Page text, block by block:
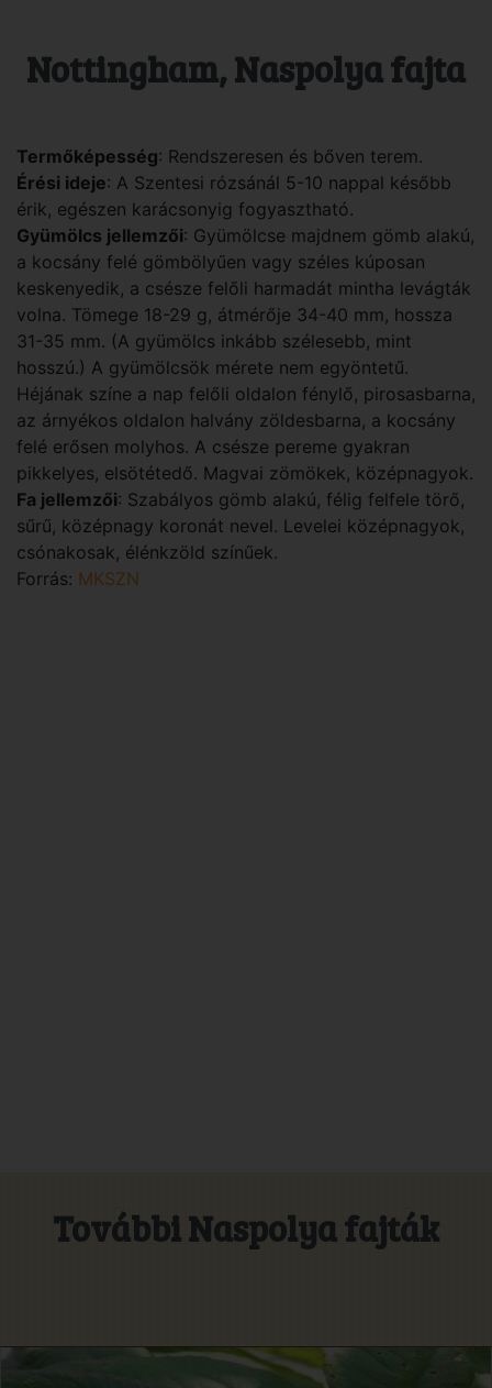
Nottingham, Naspolya fajta
Termőképesség: Rendszeresen és bőven terem.
Érési ideje: A Szentesi rózsánál 5-10 nappal később
érik, egészen karácsonyig fogyasztható.
Gyümölcs jellemzői: Gyümölcse majdnem gömb alakú,
a kocsány felé gömbölyűen vagy széles kúposan
keskenyedik, a csésze felőli harmadát mintha levágták
volna. Tömege 18-29 g, átmérője 34-40 mm, hossza
31-35 mm. (A gyümölcs inkább szélesebb, mint
hosszú.) A gyümölcsök mérete nem egyöntetű.
Héjának színe a nap felőli oldalon fénylő, pirosasbarna,
az árnyékos oldalon halvány zöldesbarna, a kocsány
felé erősen molyhos. A csésze pereme gyakran
pikkelyes, elsötétedő. Magvai zömökek, középnagyok.
Fa jellemzői: Szabályos gömb alakú, félig felfele törő,
sűrű, középnagy koronát nevel. Levelei középnagyok,
csónakosak, élénkzöld színűek.
Forrás: MKSZN
További Naspolya fajták